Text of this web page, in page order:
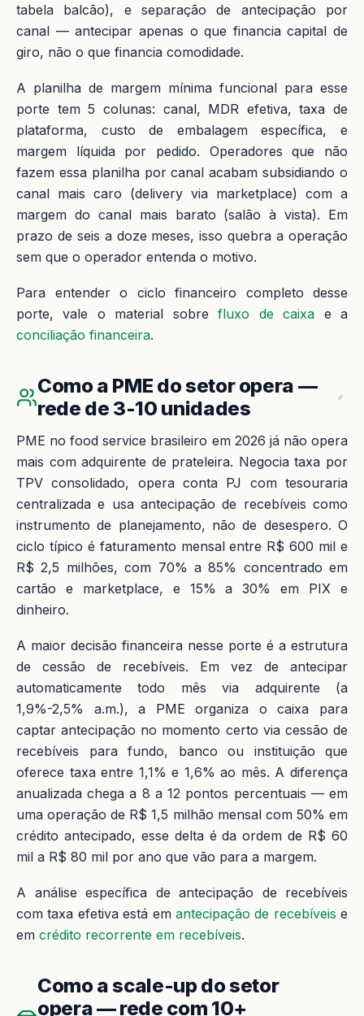
tabela balcão), e separação de antecipação por
canal — antecipar apenas o que financia capital de
giro, não o que financia comodidade.
A planilha de margem mínima funcional para esse
porte tem 5 colunas: canal, MDR efetiva, taxa de
plataforma, custo de embalagem específica, e
margem líquida por pedido. Operadores que não
fazem essa planilha por canal acabam subsidiando o
canal mais caro (delivery via marketplace) com a
margem do canal mais barato (salão à vista). Em
prazo de seis a doze meses, isso quebra a operação
sem que o operador entenda o motivo.
Para entender o ciclo financeiro completo desse
porte, vale o material sobrefluxo de caixa e a
conciliação financeira.
Como a PME do setor opera —
rede de 3-10 unidades
PME no food service brasileiro em 2026 já não opera
mais com adquirente de prateleira. Negocia taxa por
TPV consolidado, opera conta PJ com tesouraria
centralizada e usa antecipação de recebíveis como
instrumento de planejamento, não de desespero. O
ciclo típico é faturamento mensal entre R$ 600 mil e
R$ 2,5 milhões, com 70% a 85% concentrado em
cartão e marketplace, e 15% a 30% em PIX e
dinheiro.
A maior decisão financeira nesse porte é a estrutura
de cessão de recebíveis. Em vez de antecipar
automaticamente todo mês via adquirente (a
1,9%-2,5% a.m.), a PME organiza o caixa para
captar antecipação no momento certo via cessão de
recebíveis para fundo, banco ou instituição que
oferece taxa entre 1,1% e 1,6% ao mês. A diferença
anualizada chega a 8 a 12 pontos percentuais — em
uma operação de R$ 1,5 milhão mensal com 50% em
crédito antecipado, esse delta é da ordem de R$ 60
mil a R$ 80 mil por ano que vão para a margem.
A análise específica de antecipação de recebíveis
com taxa efetiva está em antecipação de recebíveis e
em crédito recorrente em recebíveis.
Como a scale-up do setor
opera — rede com 10+